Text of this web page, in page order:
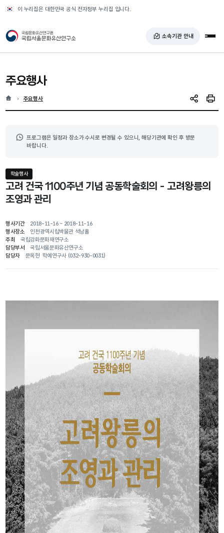
이 누리집은 대한민국 공식 전자정부 누리집 입니다.
국가유산청 국립서울문화유산연구소 소속기관 안내 전
주요행사
홈 현재 위치
주요행사 SNS 공유인쇄
프로그램은 일정과 장소가 수시로 변경될 수 있으니, 해당기관에 확인 후 방문
바랍니다.
학술행사
고려 건국 1100주년 기념 공동학술회의 - 고려왕릉의
조영과 관리
행사기간
2018-11-16 ~ 2018-11-16
행사장소
인천광역시립박물관 석남홀
주최
국립강화문화재연구소
담당부서
국립서울문화유산연구소
담당자
문옥현 학예연구사 (032-930-0031)